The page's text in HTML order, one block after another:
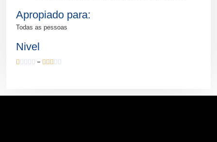
Apropiado para:
Todas as pessoas
Nivel
         